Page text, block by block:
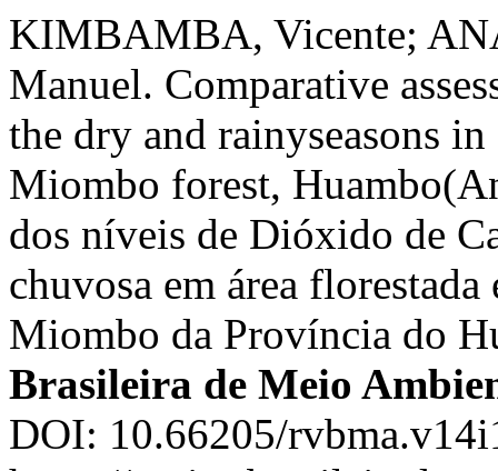
KIMBAMBA, Vicente;
Manuel. Comparative
the dry and rainyseasons
Miombo forest,
dos níveis de Dióxido de
chuvosa em área
Miombo da Província do
Brasileira de Meio
DOI: 10.66205/